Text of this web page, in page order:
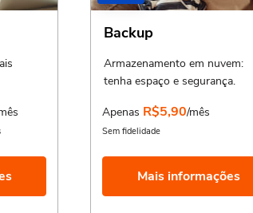
Backup
Armazenamento em nuvem:
tenha espaço e segurança.
Apenas R$5,90/mês
Sem fidelidade
Mais informações